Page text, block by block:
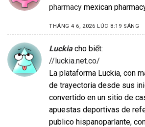
pharmacy mexican
THÁNG 4 6, 2026 LÚC 8:19 SÁNG
Luckia cho biết:
//luckia.net.co/
La plataforma Luckia, con
de trayectoria desde sus
convertido en un sitio de
apuestas deportivas de
publico hispanoparlante,